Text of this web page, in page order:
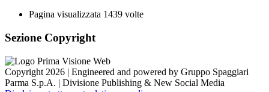
Pagina visualizzata 1439 volte
Sezione Copyright
Copyright 2026 | Engineered and powered by Gruppo Spaggiari
Parma S.p.A. | Divisione Publishing & New Social Media